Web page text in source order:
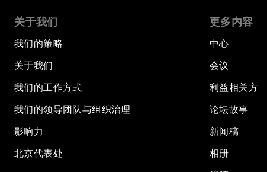
关于我们
我们的策略
关于我们
我们的工作方式
我们的领导团队与组织治理
影响力
北京代表处
更多内容
中心
会议
利益相关方
论坛故事
新闻稿
相册